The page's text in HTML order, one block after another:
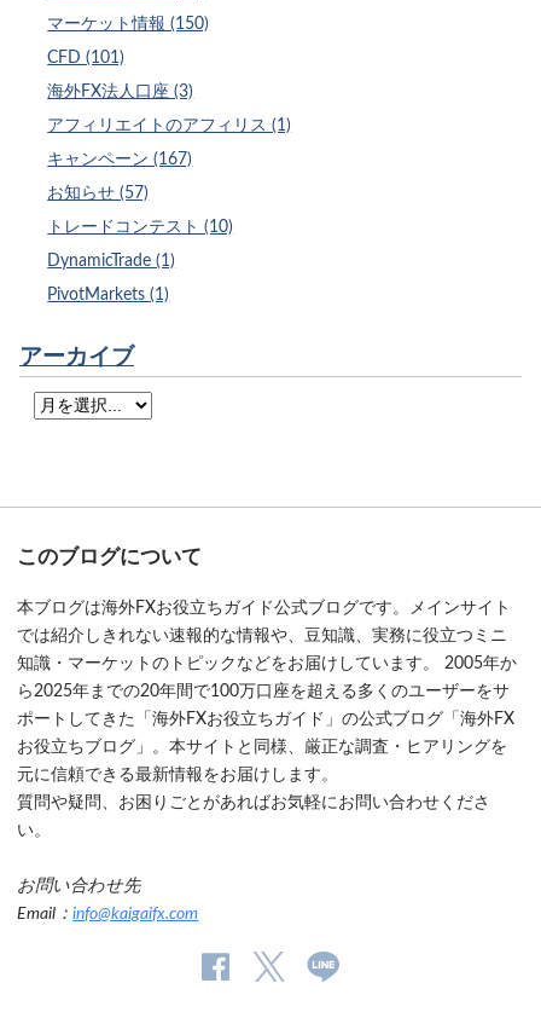
マーケット情報 (150)
CFD (101)
海外FX法人口座 (3)
アフィリエイトのアフィリス (1)
キャンペーン (167)
お知らせ (57)
トレードコンテスト (10)
DynamicTrade (1)
PivotMarkets (1)
アーカイブ
このブログについて
本ブログは海外FXお役立ちガイド公式ブログです。メインサイト
では紹介しきれない速報的な情報や、豆知識、実務に役立つミニ
知識・マーケットのトピックなどをお届けしています。 2005年か
ら2025年までの20年間で100万口座を超える多くのユーザーをサ
ポートしてきた「海外FXお役立ちガイド」の公式ブログ「海外FX
お役立ちブログ」。本サイトと同様、厳正な調査・ヒアリングを
元に信頼できる最新情報をお届けします。
質問や疑問、お困りごとがあればお気軽にお問い合わせくださ
い。
お問い合わせ先
Email：info@kaigaifx.com